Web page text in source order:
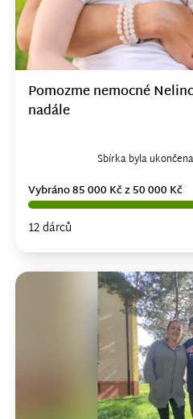
Pomozme nemocné
nadále
Sbírka byla
12 dárců
Vybráno 85 000 Kč z 50 000 Kč